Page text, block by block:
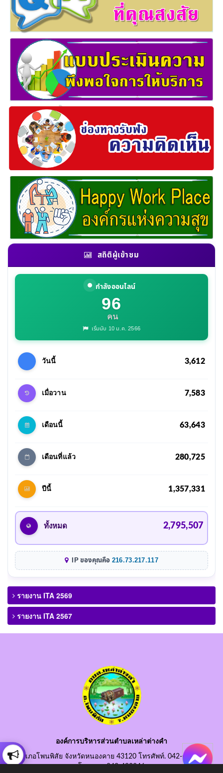
สถิติผู้เข้าชม
กำลังออนไลน์
96
คน
เริ่มนับ 10 ม.ค. 2566
วันนี้ 3,612
เมื่อวาน 7,583
เดือนนี้ 63,643
เดือนที่แล้ว 280,725
ปีนี้ 1,357,331
ทั้งหมด 2,795,507
IP ของคุณคือ 216.73.217.117
รายงาน ITA 2569
รายงาน ITA 2567
องค์การบริหารส่วนตำบลเหล่าต่างคำ
อำเภอโพนพิสัย จังหวัดหนองคาย 43120 โทรศัพท์. 042-490845
โทรสาร. 042-490846